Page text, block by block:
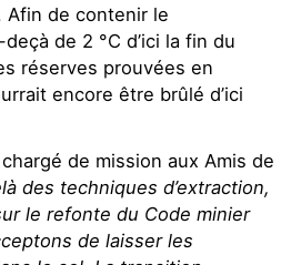
Afin de contenir le
de 2 °C d’ici la fin du
réserves prouvées en
encore être brûlé d’ici
de mission aux Amis de
des techniques d’extraction,
le refonte du Code minier
de laisser les